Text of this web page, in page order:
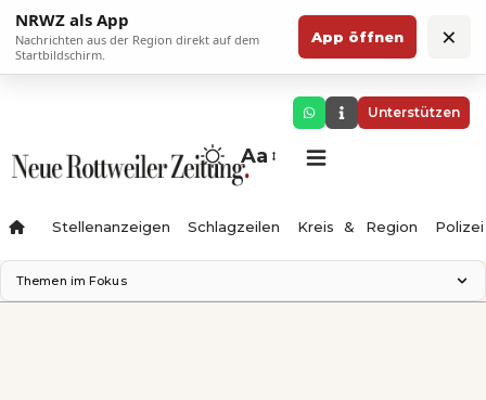
NRWZ als App
Nachrichten aus der Region direkt auf dem
Startbildschirm.
App öffnen ×
Unterstützen
Aa
Stellenanzeigen Schlagzeilen Kreis & Region Polizei
Themen im Fokus